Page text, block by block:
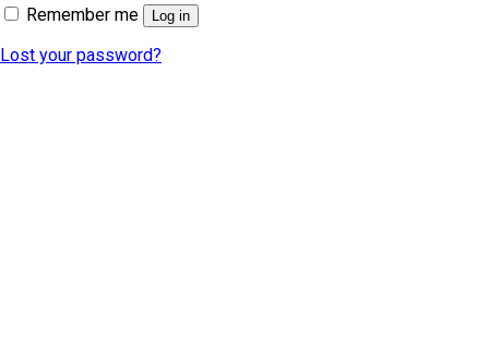
Remember me
Log in
Lost your password?